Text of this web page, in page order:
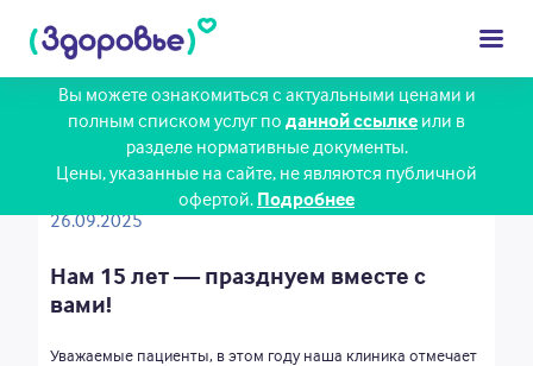
Вы можете ознакомиться с актуальными ценами и
полным списком услуг по данной ссылке или в
разделе нормативные документы.
Цены, указанные на сайте, не являются публичной
офертой. Подробнее
Взрослым
Детям
Диагностика
26.09.2025
Нам 15 лет — празднуем вместе с
вами!
Уважаемые пациенты, в этом году наша клиника отмечает